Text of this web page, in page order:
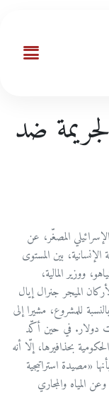
ضد
المصغّر، عن
بين المستوى
ووزير المالية،
الميجر جنرال إيال
للمشروع، مشيرا إلى
وتصل تكلفته إلى حوالي 6 مليارات دولار. في حين أكّد
بحذافيرها، إلّا أنه
«مصيدة استراتيجية
المياه والمجاري